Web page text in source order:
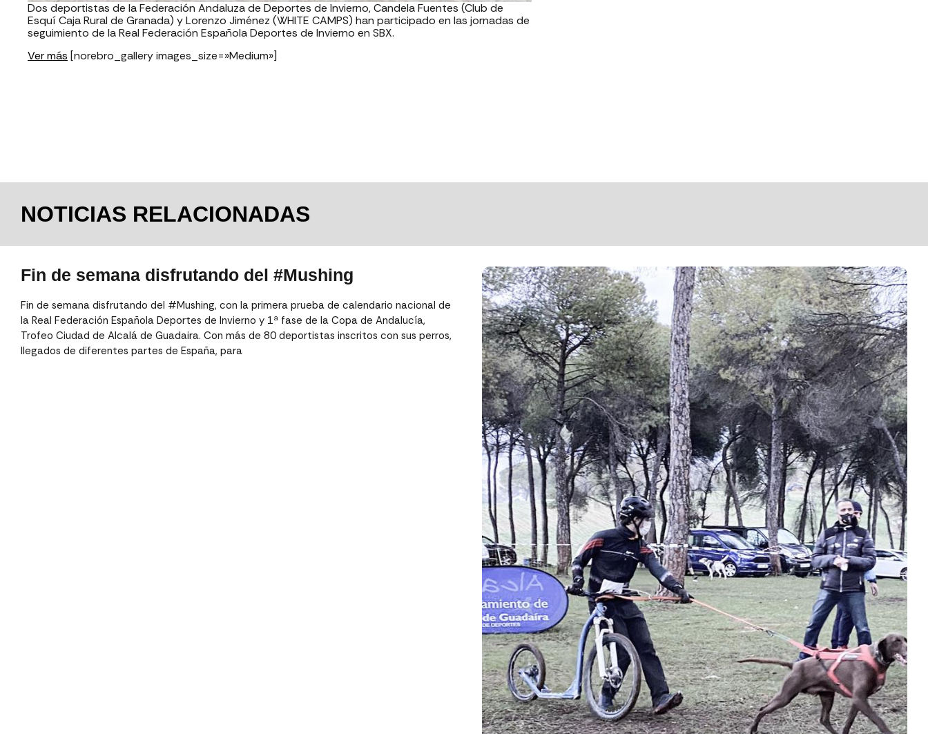
Dos deportistas de la Federación Andaluza de Deportes de Invierno, Candela Fuentes (Club de
Esquí Caja Rural de Granada) y Lorenzo Jiménez (WHITE CAMPS) han participado en las jornadas de
seguimiento de la Real Federación Española Deportes de Invierno en SBX.
Ver más [norebro_gallery images_size=»Medium»]
NOTICIAS RELACIONADAS
Fin de semana disfrutando del #Mushing
Fin de semana disfrutando del #Mushing, con la primera prueba de calendario nacional de
la Real Federación Española Deportes de Invierno y 1ª fase de la Copa de Andalucía,
Trofeo Ciudad de Alcalá de Guadaira. Con más de 80 deportistas inscritos con sus perros,
llegados de diferentes partes de España, para